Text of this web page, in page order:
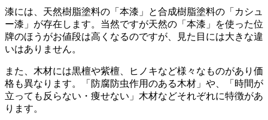
漆には、天然樹脂塗料の「本漆」と合成樹脂塗料の「カシュ
ー漆」が存在します。当然ですが天然の「本漆」を使った位
牌のほうがお値段は高くなるのですが、見た目には大きな違
いはありません。
また、木材には黒檀や紫檀、ヒノキなど様々なものがあり価
格も異なります。「防腐防虫作用のある木材」や、「時間が
立っても反らない・痩せない」木材などそれぞれに特徴があ
ります。